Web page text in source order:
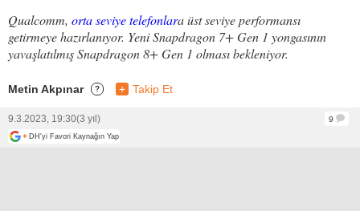
Qualcomm, orta seviye telefonlara üst seviye performansı
getirmeye hazırlanıyor. Yeni Snapdragon 7+ Gen 1 yongasının
yavaşlatılmış Snapdragon 8+ Gen 1 olması bekleniyor.
Metin Akpınar ? + Takip Et
9.3.2023, 19:30(3 yıl)
9
+ DH'yi Favori Kaynağın Yap